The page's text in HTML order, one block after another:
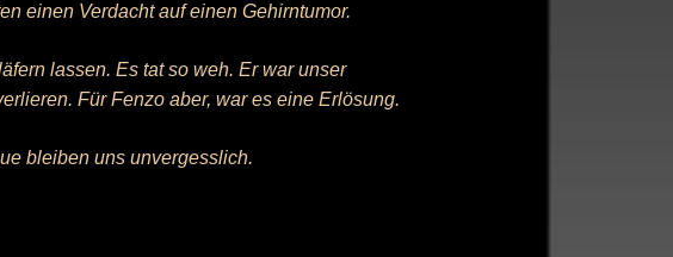
einen Verdacht auf einen Gehirntumor.
lassen. Es tat so weh. Er war unser
Für Fenzo aber, war es eine Erlösung.
bleiben uns unvergesslich.